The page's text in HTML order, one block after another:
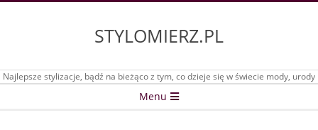
STYLOMIERZ.PL
Najlepsze stylizacje, bądź na bieżąco z tym, co dzieje się w świecie mody, urody
Menu